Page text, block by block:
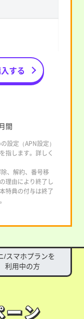
する
間
設定（APN設定）
指します。詳しく
、解約、番号移
理由により終了し
特典の付与は終了
/スマホプランを
利用中の方
ーン
ーン